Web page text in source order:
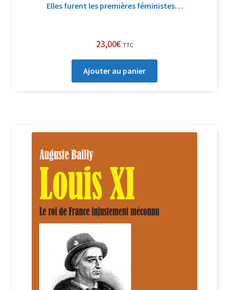
Elles furent les premières féministes…
23,00€ TTC
Ajouter au panier